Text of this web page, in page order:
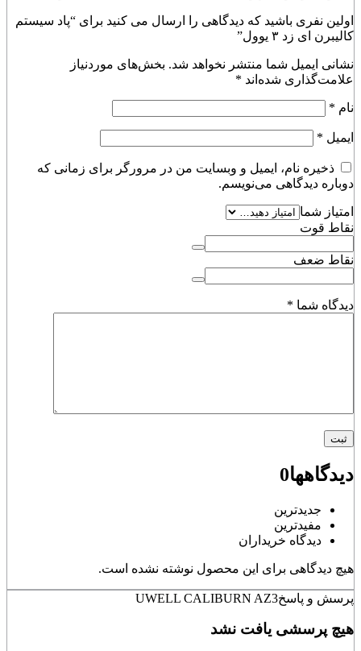
اولین نفری باشید که دیدگاهی را ارسال می کنید برای “پاد سیستم
کالیبرن ای زد ۳ یوول”
نشانی ایمیل شما منتشر نخواهد شد. بخش‌های موردنیاز
علامت‌گذاری شده‌اند *
نام *
ایمیل *
ذخیره نام، ایمیل و وبسایت من در مرورگر برای زمانی که
دوباره دیدگاهی می‌نویسم.
امتیاز شما
نقاط قوت
نقاط ضعف
دیدگاه شما *
دیدگاهها0
جدیدترین
مفیدترین
دیدگاه خریداران
هیچ دیدگاهی برای این محصول نوشته نشده است.
پرسش و پاسخUWELL CALIBURN AZ3
هیچ پرسشی یافت نشد